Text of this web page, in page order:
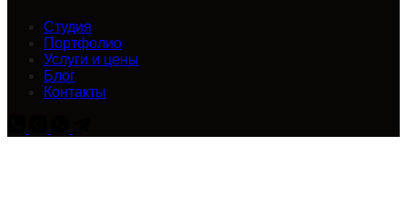
Студия
Портфолио
Услуги и цены
Блог
Контакты